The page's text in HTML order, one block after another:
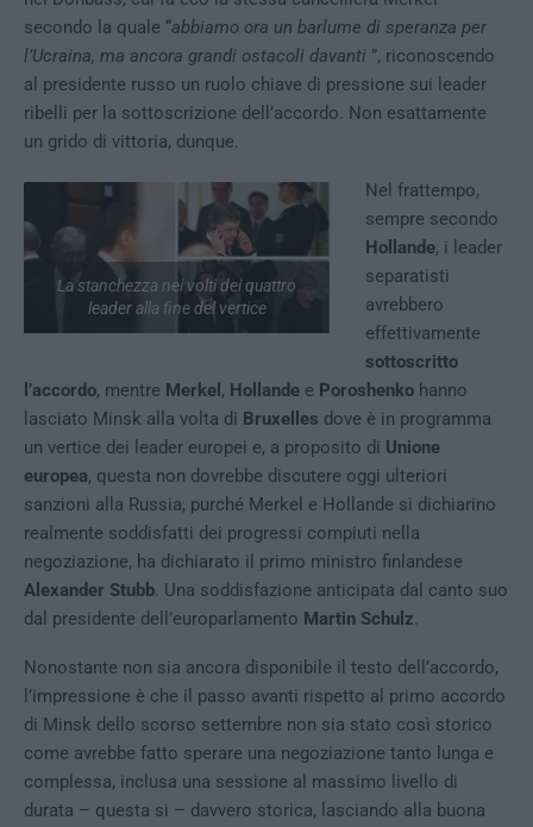
secondo la quale “abbiamo ora un barlume di speranza per
l’Ucraina, ma ancora grandi ostacoli davanti ”, riconoscendo
al presidente russo un ruolo chiave di pressione sui leader
ribelli per la sottoscrizione dell’accordo. Non esattamente
un grido di vittoria, dunque.
La stanchezza nei volti dei quattro
leader alla fine del vertice
Nel frattempo,
sempre secondo
Hollande, i leader
separatisti
avrebbero
effettivamente
sottoscritto
l’accordo, mentre Merkel , Hollande e Poroshenko hanno
lasciato Minsk alla volta di Bruxelles dove è in programma
un vertice dei leader europei e, a proposito di Unione
europea, questa non dovrebbe discutere oggi ulteriori
sanzioni alla Russia, purché Merkel e Hollande si dichiarino
realmente soddisfatti dei progressi compiuti nella
negoziazione, ha dichiarato il primo ministro finlandese
Alexander Stubb. Una soddisfazione anticipata dal canto suo
dal presidente dell’europarlamento Martin Schulz.
Nonostante non sia ancora disponibile il testo dell’accordo,
l’impressione è che il passo avanti rispetto al primo accordo
di Minsk dello scorso settembre non sia stato così storico
come avrebbe fatto sperare una negoziazione tanto lunga e
complessa, inclusa una sessione al massimo livello di
durata – questa si – davvero storica, lasciando alla buona